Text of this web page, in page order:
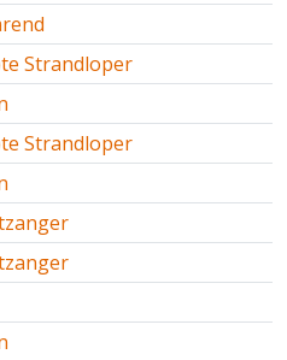
Strandloper
Strandloper